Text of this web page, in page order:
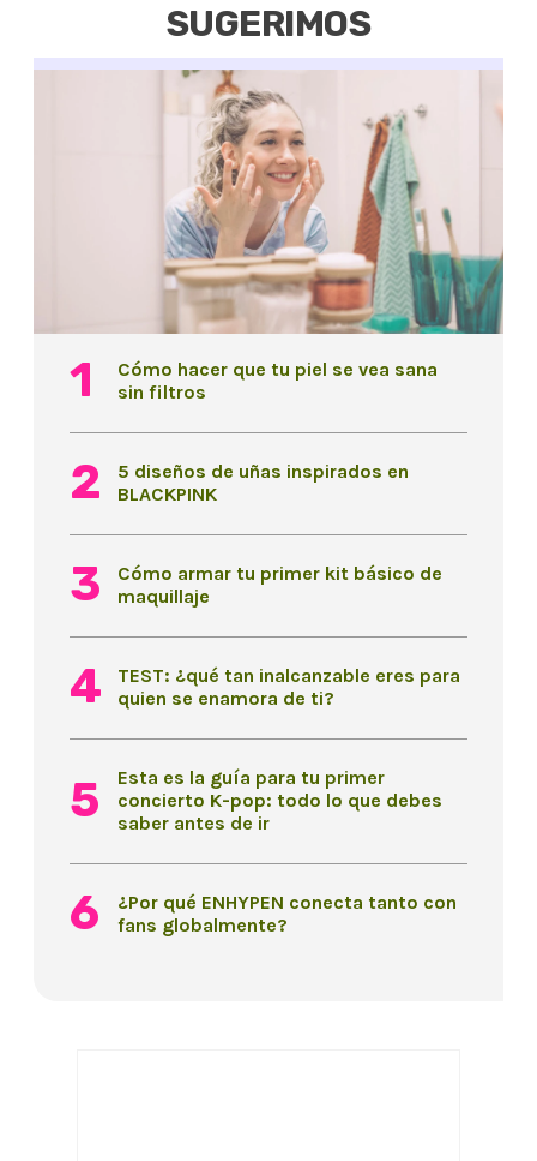
SUGERIMOS
Cómo hacer que tu piel se vea sana
sin filtros
5 diseños de uñas inspirados en
BLACKPINK
Cómo armar tu primer kit básico de
maquillaje
TEST: ¿qué tan inalcanzable eres para
quien se enamora de ti?
Esta es la guía para tu primer
concierto K-pop: todo lo que debes
saber antes de ir
¿Por qué ENHYPEN conecta tanto con
fans globalmente?